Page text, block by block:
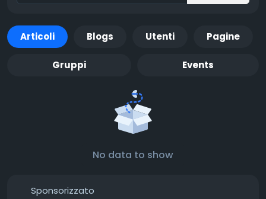
Articoli Blogs Utenti Pagine
Gruppi Events
No data to show
Sponsorizzato